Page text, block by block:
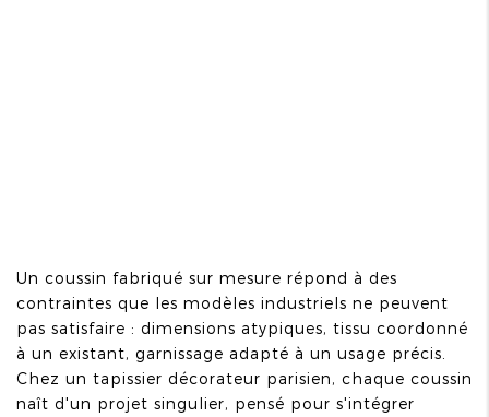
Un coussin fabriqué sur mesure répond à des
contraintes que les modèles industriels ne peuvent
pas satisfaire : dimensions atypiques, tissu coordonné
à un existant, garnissage adapté à un usage précis.
Chez un tapissier décorateur parisien, chaque coussin
naît d'un projet singulier, pensé pour s'intégrer